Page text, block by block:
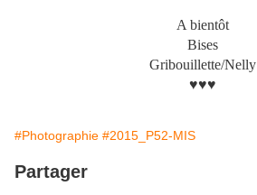
A bientôt
Bises
Gribouillette/Nelly
♥♥♥
#Photographie #2015_P52-MIS
Partager